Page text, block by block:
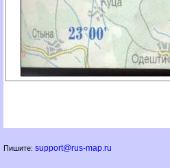
Пишите: support@rus-map.ru